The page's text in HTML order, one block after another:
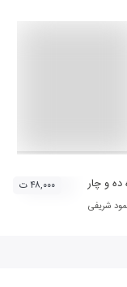
ده و چار
شریفی
۴۸,۰۰۰ ت